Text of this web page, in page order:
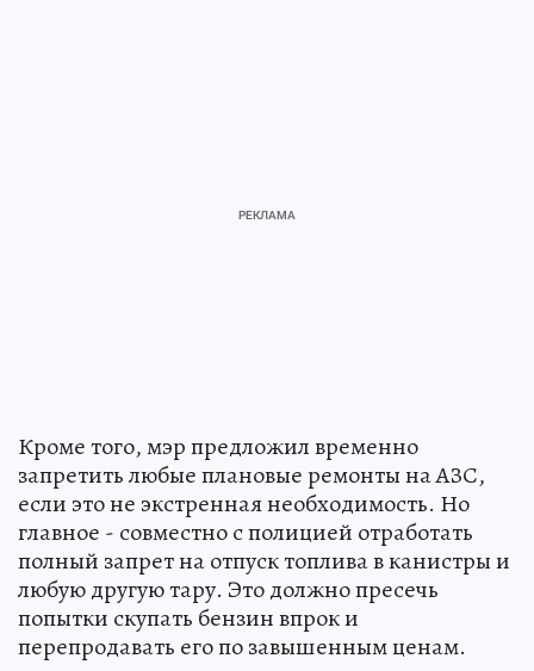
Кроме того, мэр предложил временно
запретить любые плановые ремонты на АЗС,
если это не экстренная необходимость. Но
главное - совместно с полицией отработать
полный запрет на отпуск топлива в канистры и
любую другую тару. Это должно пресечь
попытки скупать бензин впрок и
перепродавать его по завышенным ценам.